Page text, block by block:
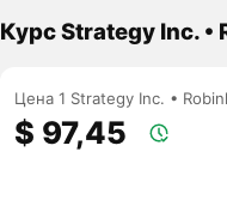
Курс Strategy Inc. •
Цена 1 Strategy Inc. •
$ 97,45